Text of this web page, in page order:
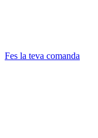
Fes la teva comanda